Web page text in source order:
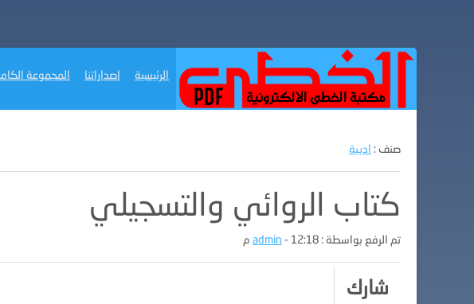
الرئيسية اصداراتنا المجموعة
صنف : ادبية
كتاب الروائي والتسجيلي
تم الرفع بواسطة : admin - 12:18 م
شارك